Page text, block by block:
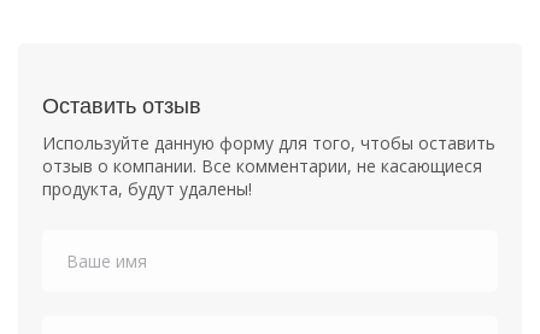
Оставить отзыв
Используйте данную форму для того, чтобы оставить
отзыв о компании. Все комментарии, не касающиеся
продукта, будут удалены!